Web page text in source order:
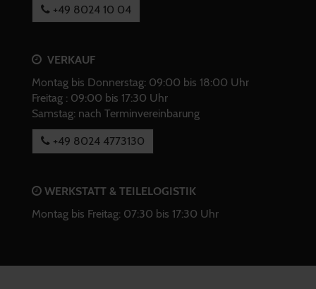
+49 8024 10 04
VERKAUF
Montag bis Donnerstag: 09:00 bis 18:00 Uhr
Freitag : 09:00 bis 17:30 Uhr
Samstag: nach Terminvereinbarung
+49 8024 4773130
WERKSTATT & TEILELOGISTIK
Montag bis Freitag: 07:30 bis 17:30 Uhr